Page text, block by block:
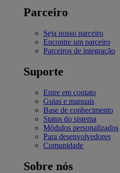
Parceiro
Seja nosso parceiro
Encontre um parceiro
Parceiros de integração
Suporte
Entre em contato
Guias e manuais
Base de conhecimento
Status do sistema
Módulos personalizados
Para desenvolvedores
Comunidade
Sobre nós